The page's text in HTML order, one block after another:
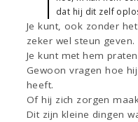
dat hij dit zelf
Je kunt, ook zonder
zeker wel steun geven.
Je kunt met hem
Gewoon vragen hoe
heeft.
Of hij zich zorgen
Dit zijn kleine dingen